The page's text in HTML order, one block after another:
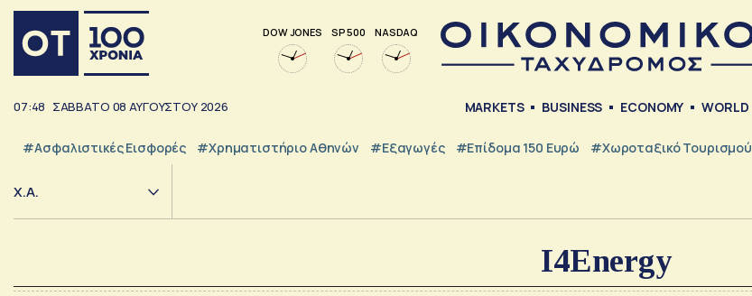
DOW JONES SP 500 NASDAQ
07:48 ΣΑΒΒΑΤΟ 08 ΑΥΓΟΥΣΤΟΥ 2026 MARKETS BUSINESS ECONOMY WORLD
#Ασφαλιστικές Εισφορές #Χρηματιστήριο Αθηνών #εξαγωγές #Επίδομα 150 Ευρώ #Χωροταξικό Τουρισμού
Χ.Α.
I4Energy